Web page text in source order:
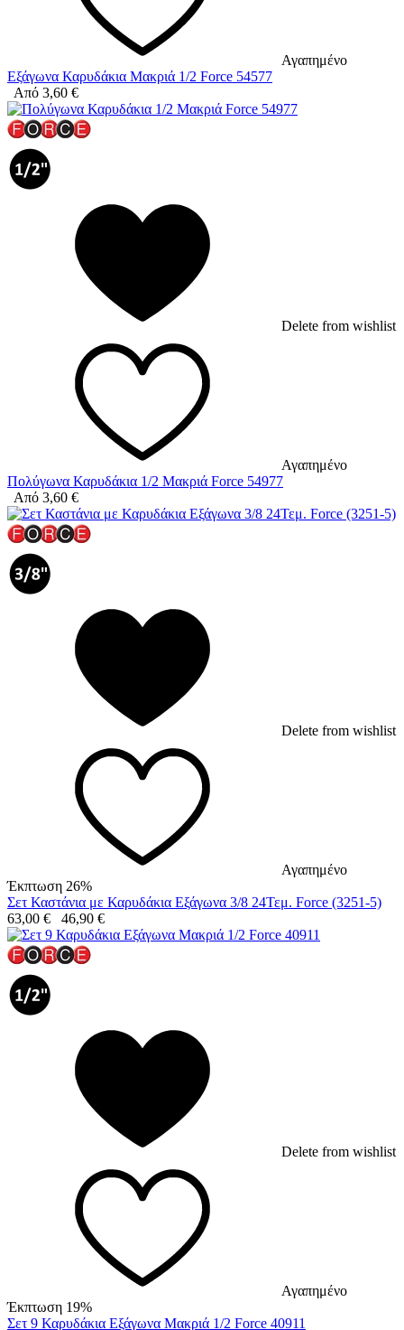
Αγαπημένο
Εξάγωνα Καρυδάκια Μακριά 1/2 Force 54577
Από 3,60 €
Delete from wishlist
Αγαπημένο
Πολύγωνα Καρυδάκια 1/2 Μακριά Force 54977
Από 3,60 €
Delete from wishlist
Αγαπημένο
Έκπτωση 26%
Σετ Καστάνια με Καρυδάκια Εξάγωνα 3/8 24Τεμ. Force (3251-5)
63,00 € 46,90 €
Delete from wishlist
Αγαπημένο
Έκπτωση 19%
Σετ 9 Καρυδάκια Εξάγωνα Μακριά 1/2 Force 40911